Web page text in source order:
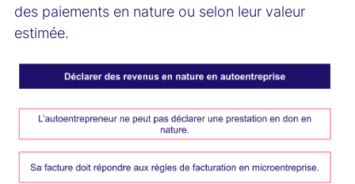
des paiements en nature ou selon leur valeur
estimée.